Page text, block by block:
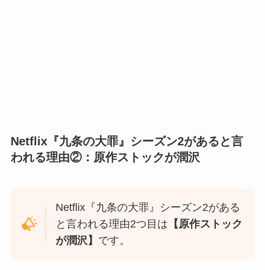
Netflix『九条の大罪』シーズン2があると言
われる理由②：原作ストックが潤沢
Netflix『九条の大罪』シーズン2がある
と言われる理由2つ目は 【原作ストック
が潤沢】 です。